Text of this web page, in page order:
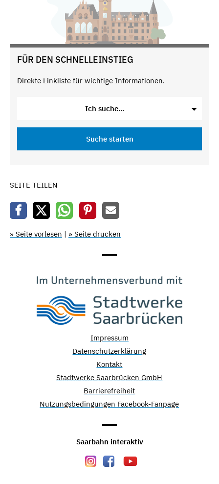
FÜR DEN SCHNELLEINSTIEG
Direkte Linkliste für wichtige Informationen.
Ich suche...
Suche starten
SEITE TEILEN
» Seite vorlesen | » Seite drucken
Impressum
Datenschutzerklärung
Kontakt
Stadtwerke Saarbrücken GmbH
Barrierefreiheit
Nutzungsbedingungen Facebook-Fanpage
Saarbahn interaktiv